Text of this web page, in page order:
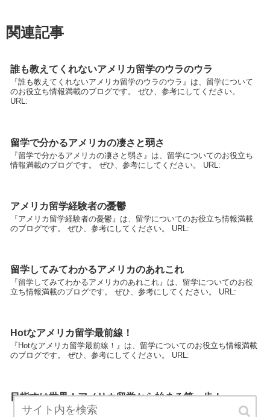
関連記事
誰も教えてくれないアメリカ留学のウラのウラ
『誰も教えてくれないアメリカ留学のウラのウラ』は、留学について
のお役立ち情報満載のブログです。 ぜひ、参考にしてください。
URL:
留学で分かるアメリカの凄さと弱さ
『留学で分かるアメリカの凄さと弱さ』は、留学についてのお役立ち
情報満載のブログです。 ぜひ、参考にしてください。 URL:
アメリカ留学経験者の憂鬱
『アメリカ留学経験者の憂鬱』は、留学についてのお役立ち情報満載
のブログです。 ぜひ、参考にしてください。 URL:
留学してみてわかるアメリカのあれこれ
『留学してみてわかるアメリカのあれこれ』は、留学についてのお役
立ち情報満載のブログです。 ぜひ、参考にしてください。 URL:
Hotなアメリカ留学最前線！
『Hotなアメリカ留学最前線！』は、留学についてのお役立ち情報満載
のブログです。 ぜひ、参考にしてください。 URL:
目指すは世界！アメリカ留学から始まる第一歩！
『目指すは世界！アメリカ留学から始まる第一歩！』は、留学につい